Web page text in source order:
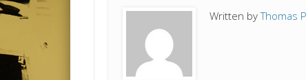
Written byThomas